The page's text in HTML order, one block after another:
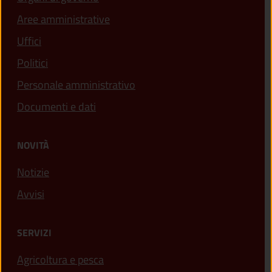
Aree amministrative
Uffici
Politici
Personale amministrativo
Documenti e dati
NOVITÀ
Notizie
Avvisi
SERVIZI
Agricoltura e pesca